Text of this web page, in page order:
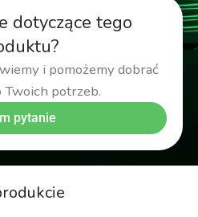
dotyczące tego
i pomożemy dobrać
potrzeb.
pytanie